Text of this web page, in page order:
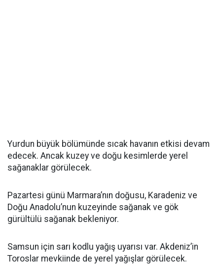
Yurdun büyük bölümünde sıcak havanın etkisi devam
edecek. Ancak kuzey ve doğu kesimlerde yerel
sağanaklar görülecek.
Pazartesi günü Marmara’nın doğusu, Karadeniz ve
Doğu Anadolu’nun kuzeyinde sağanak ve gök
gürültülü sağanak bekleniyor.
Samsun için sarı kodlu yağış uyarısı var. Akdeniz’in
Toroslar mevkiinde de yerel yağışlar görülecek.